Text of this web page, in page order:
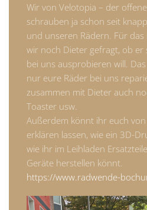
Wir von Velotopia – der
schrauben ja schon seit
und unseren Rädern. Für das
wir noch Dieter gefragt, ob er
bei uns ausprobieren will.
nur eure Räder bei uns
zusammen mit Dieter auch
Toaster usw.
Außerdem könnt ihr euch
erklären lassen, wie ein 3D-
wie ihr im Leihladen
Geräte herstellen könnt.
https://www.radwende-